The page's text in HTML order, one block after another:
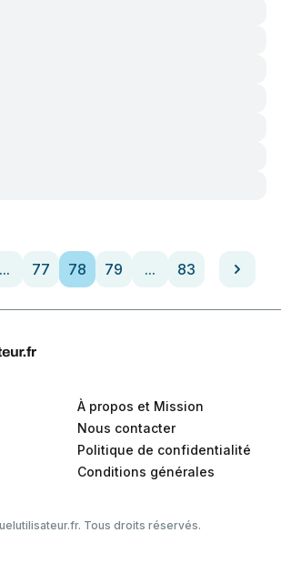
... 77 78 79 ... 83
À propos et Mission
Nous contacter
Politique de confidentialité
Conditions générales
Tous droits réservés.